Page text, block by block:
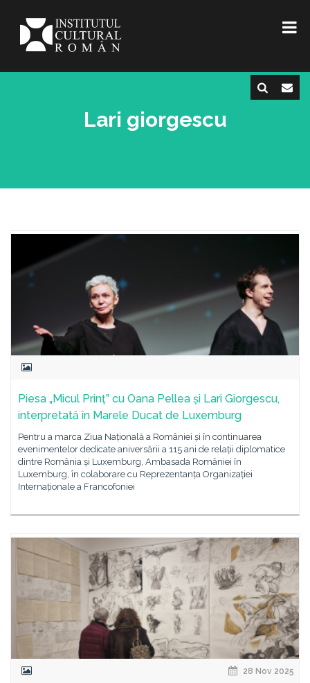
Lari giorgescu
Piesa „Micul Prinț” cu Oana Pellea și Lari Giorgescu,
interpretată în Marele Ducat de Luxemburg
Pentru a marca Ziua Națională a României și în continuarea
evenimentelor dedicate aniversării a 115 ani de relații diplomatice
dintre România și Luxemburg, Ambasada României în
Luxemburg, în colaborare cu Reprezentanța Organizației
Internaționale a Francofoniei
28 Nov 2025